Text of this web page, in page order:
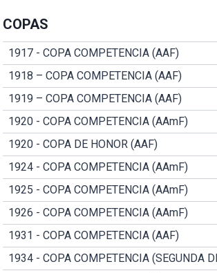
COPAS
1917 - COPA COMPETENCIA (AAF)
1918 – COPA COMPETENCIA (AAF)
1919 – COPA COMPETENCIA (AAF)
1920 - COPA COMPETENCIA (AAmF)
1920 - COPA DE HONOR (AAF)
1924 - COPA COMPETENCIA (AAmF)
1925 - COPA COMPETENCIA (AAmF)
1926 - COPA COMPETENCIA (AAmF)
1931 - COPA COMPETENCIA (AAF)
1934 - COPA COMPETENCIA (SEGUNDA